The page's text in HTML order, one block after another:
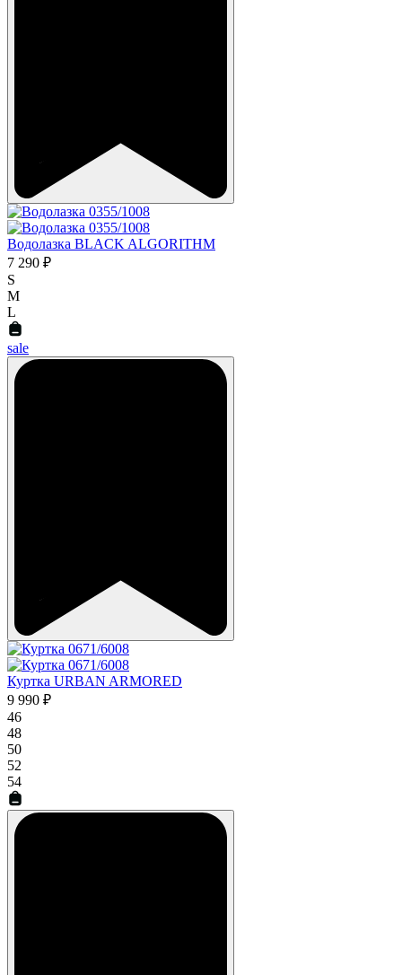
Водолазка BLACK ALGORITHM
7 290 ₽
S
M
L
sale
Куртка URBAN ARMORED
9 990 ₽
46
48
50
52
54